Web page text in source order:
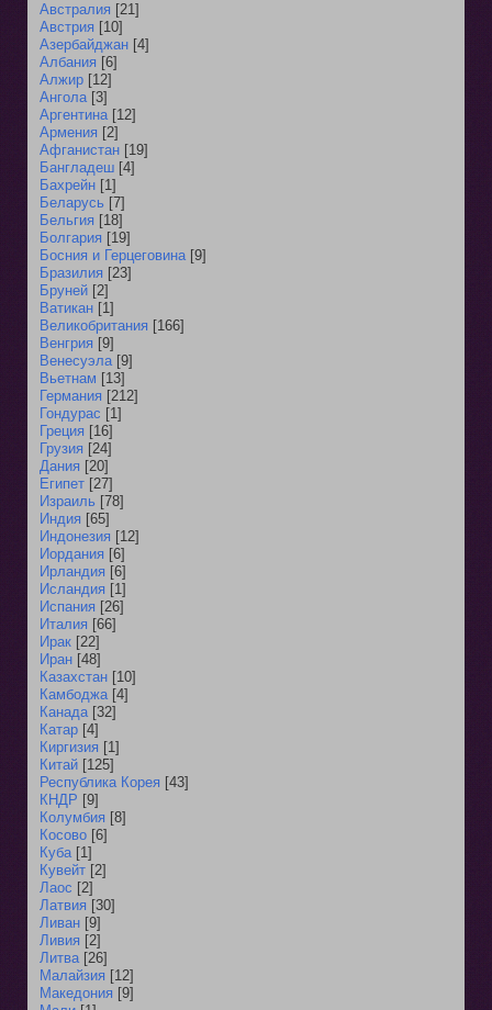
Австралия [21]
Австрия [10]
Азербайджан [4]
Албания [6]
Алжир [12]
Ангола [3]
Аргентина [12]
Армения [2]
Афганистан [19]
Бангладеш [4]
Бахрейн [1]
Беларусь [7]
Бельгия [18]
Болгария [19]
Босния и Герцеговина [9]
Бразилия [23]
Бруней [2]
Ватикан [1]
Великобритания [166]
Венгрия [9]
Венесуэла [9]
Вьетнам [13]
Германия [212]
Гондурас [1]
Греция [16]
Грузия [24]
Дания [20]
Египет [27]
Израиль [78]
Индия [65]
Индонезия [12]
Иордания [6]
Ирландия [6]
Исландия [1]
Испания [26]
Италия [66]
Ирак [22]
Иран [48]
Казахстан [10]
Камбоджа [4]
Канада [32]
Катар [4]
Киргизия [1]
Китай [125]
Республика Корея [43]
КНДР [9]
Колумбия [8]
Косово [6]
Куба [1]
Кувейт [2]
Лаос [2]
Латвия [30]
Ливан [9]
Ливия [2]
Литва [26]
Малайзия [12]
Македония [9]